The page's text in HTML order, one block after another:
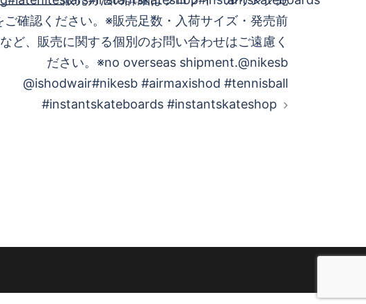
ご確認ください。※販売足数・入荷サイズ・発売前
ど、販売に関する個別のお問い合わせはご遠慮く
ださい。※no overseas shipment.@nikesb
@ishodwair#nikesb #airmaxishod #tennisball
#instantskateboards #instantskateshop